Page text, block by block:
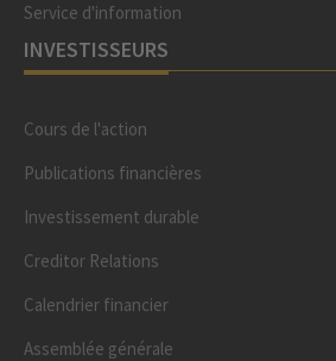
Service d'information
INVESTISSEURS
Cours de l'action
Publications financières
Investissement durable
Creditor Relations
Calendrier financier
Assemblée générale